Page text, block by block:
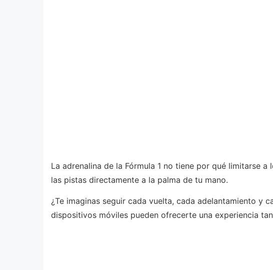
La adrenalina de la Fórmula 1 no tiene por qué limitarse
las pistas directamente a la palma de tu mano.
¿Te imaginas seguir cada vuelta, cada adelantamiento y
dispositivos móviles pueden ofrecerte una experiencia